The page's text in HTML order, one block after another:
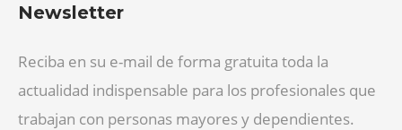
Newsletter
Reciba en su e-mail de forma gratuita toda la
actualidad indispensable para los profesionales que
trabajan con personas mayores y dependientes.